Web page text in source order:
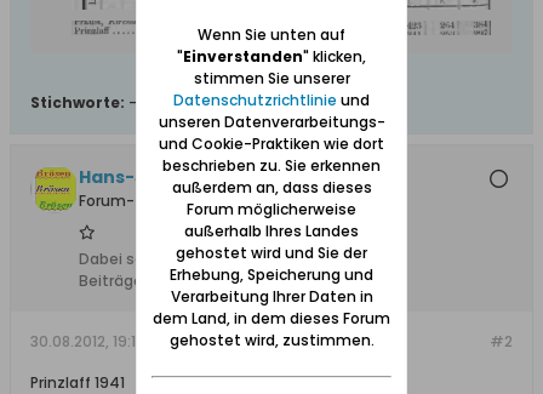
Stichworte: -
Hans-Joerg +, Ehrenmitglied
Forum-Teilnehmer
Dabei seit:
10.02.2008
Beiträge:
5206
#2
30.08.2012, 19:10
Prinzlaff 1941
Wenn Sie unten auf
"Einverstanden" klicken,
stimmen Sie unserer
Datenschutzrichtlinie und
unseren Datenverarbeitungs-
und Cookie-Praktiken wie dort
beschrieben zu. Sie erkennen
außerdem an, dass dieses
Forum möglicherweise
außerhalb Ihres Landes
gehostet wird und Sie der
Erhebung, Speicherung und
Verarbeitung Ihrer Daten in
dem Land, in dem dieses Forum
gehostet wird, zustimmen.